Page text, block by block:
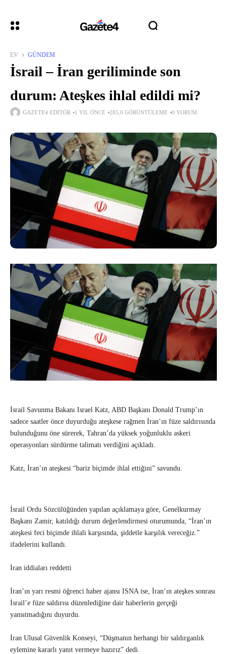
EV GÜNDEM
İsrail – İran geriliminde son
durum: Ateşkes ihlal edildi mi?
GAZETE4 EDITÖR 1 YIL ÖNCE 285,0 GÖRÜNTÜLEME 0 YORUM
İsrail Savunma Bakanı Israel Katz, ABD Başkanı Donald Trump’ın
sadece saatler önce duyurduğu ateşkese rağmen İran’ın füze saldırısında
bulunduğunu öne sürerek, Tahran’da yüksek yoğunluklu askeri
operasyonları sürdürme talimatı verdiğini açıkladı.
Katz, İran’ın ateşkesi “bariz biçimde ihlal ettiğini” savundu.
İsrail Ordu Sözcülüğünden yapılan açıklamaya göre, Genelkurmay
Başkanı Zamir, katıldığı durum değerlendirmesi oturumunda, “İran’ın
ateşkesi feci biçimde ihlali karşısında, şiddetle karşılık vereceğiz.”
ifadelerini kullandı.
İran iddiaları reddetti
İran’ın yarı resmi öğrenci haber ajansı ISNA ise, İran’ın ateşkes sonrası
İsrail’e füze saldırısı düzenlediğine dair haberlerin gerçeği
yansıtmadığını duyurdu.
İran Ulusal Güvenlik Konseyi, “Düşmanın herhangi bir saldırganlık
eylemine kararlı yanıt vermeye hazırız” dedi.